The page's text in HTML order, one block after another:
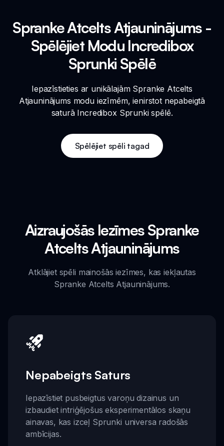
Spranke Atcelts Atjauninājums -
Spēlējiet Modu Incredibox
Sprunki Spēlē
Iepazīstieties ar unikālajām Spranke Atcelts
Atjauninājums modu iezīmēm, ienirstot nepabeigtā
saturā Incredibox Sprunki spēlē.
Spēlējiet spēli tagad
Aizraujošās Iezīmes Spranke
Atcelts Atjauninājums
Atklājiet spēli mainošās iezīmes, kas iekļautas
Spranke Atcelts Atjauninājums.
Nepabeigts Saturs
Iepazīstiet pusbeigtus varoņu dizainus un
izbaudiet intriģējošus eksperimentālos skaņu
ainavas, kas izceļ Sprunki universa radošās
ambīcijas.